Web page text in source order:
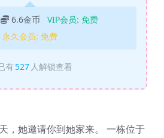
6.6金币 VIP会员: 免费
永久会员: 免费
有 527 人解锁查看
，她邀请你到她家来。 一栋位于